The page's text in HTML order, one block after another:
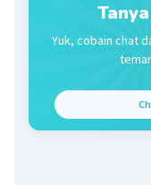
Yuk, cobain chat